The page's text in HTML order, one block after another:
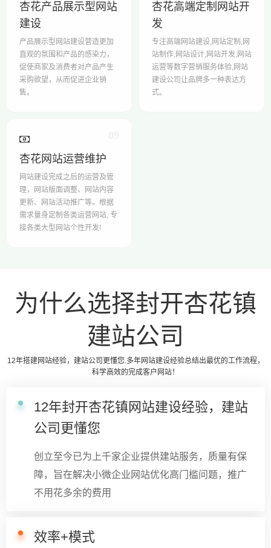
杏花产品展示型网站
建设
产品展示型网站建设营造更加
直观的氛围和产品的感染力，
促使商家及消费者对产品产生
采购欲望，从而促进企业销
售。
杏花高端定制网站开
发
专注高端网站建设,网站定制,网
站制作,网站设计,网站开发,网站
运营等数字营销服务体验,网站
建设公司让品牌多一种表达方
式。
杏花网站运营维护
网站建设完成之后的运营及管
理，网站版面调整、网站内容
更新、网站活动推广等。根据
需求量身定制各类运营网站, 专
接各类大型网站个性开发!
为什么选择封开杏花镇
建站公司
12年搭建网站经验，建站公司更懂您.多年网站建设经验总结出最优的工作流程，
科学高效的完成客户网站！
12年封开杏花镇网站建设经验，建站
公司更懂您
创立至今已为上千家企业提供建站服务，质量有保
障，旨在解决小微企业网站优化高门槛问题，推广
不用花多余的费用
效率+模式